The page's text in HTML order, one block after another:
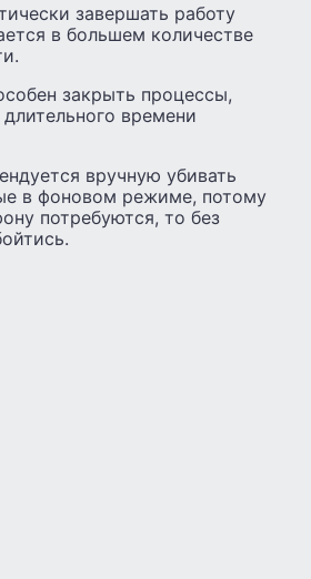
завершать работу
в большем количестве
закрыть процессы,
времени
вручную убивать
в фоновом режиме, потому
потребуются, то без